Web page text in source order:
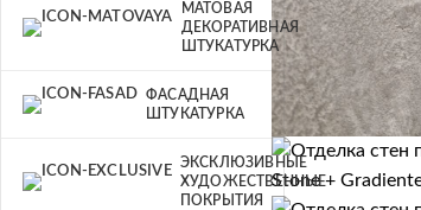
МАТОВАЯ
ДЕКОРАТИВНАЯ
ШТУКАТУРКА
ФАСАДНАЯ
ШТУКАТУРКА
ЭКСКЛЮЗИВНЫЕ
ХУДОЖЕСТВЕННЫЕ
ПОКРЫТИЯ